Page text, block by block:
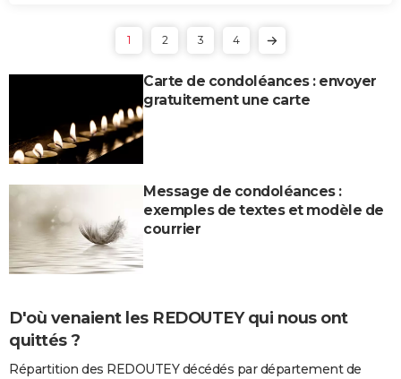
1 2 3 4
Carte de condoléances : envoyer
gratuitement une carte
Message de condoléances :
exemples de textes et modèle de
courrier
D'où venaient les REDOUTEY qui nous ont
quittés ?
Répartition des REDOUTEY décédés par département de